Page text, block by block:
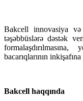
Bakcell innovasiya
təşəbbüslərə dəstək
bacarıqlarının
Bakcell haqqında